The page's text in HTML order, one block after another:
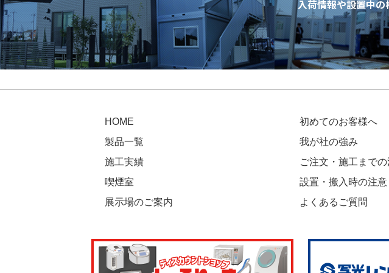
入荷情報や設置中の
HOME
製品一覧
施工実績
喫煙室
展示場のご案内
初めてのお客様へ
我が社の強み
ご注文・施工まで
設置・搬入時の注意
よくあるご質問